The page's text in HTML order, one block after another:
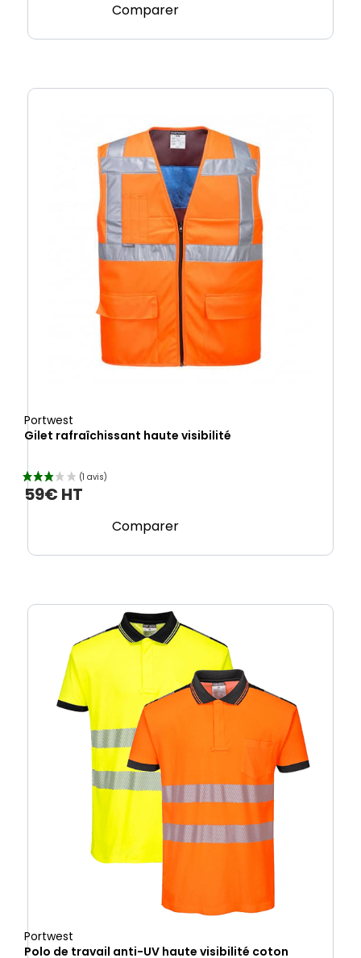
Comparer
Portwest
Gilet rafraîchissant haute visibilité
59€ HT
Comparer
Portwest
Polo de travail anti-UV haute visibilité coton